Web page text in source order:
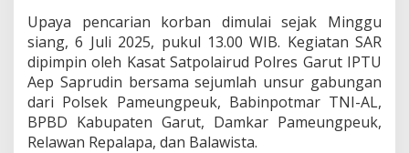
T
e
r
u
Upaya pencarian korban dimulai sejak Minggu
siang, 6 Juli 2025, pukul 13.00 WIB. Kegiatan SAR
dipimpin oleh Kasat Satpolairud Polres Garut IPTU
Aep Saprudin bersama sejumlah unsur gabungan
dari Polsek Pameungpeuk, Babinpotmar TNI-AL,
BPBD Kabupaten Garut, Damkar Pameungpeuk,
Relawan Repalapa, dan Balawista.